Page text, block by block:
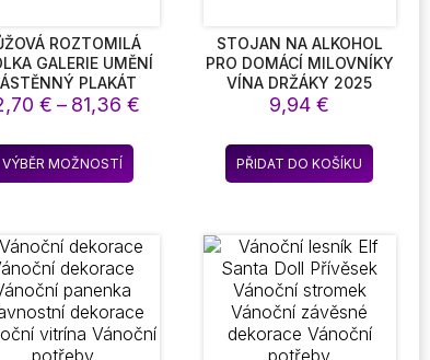
ROZTOMILÁ
GALERIE UMĚNÍ
PLAKÁT
VINTAGE
PLÁTNO MALBA
BARVY KOLEJNÍ
ESTETICKÉ
€ – 81,36 €Rozpětí
VÝBĚR MOŽNOSTÍ
Tento
produkt
variant.
Možnosti
vybrat
na
STOJAN NA ALKOHOL
PRO DOMÁCÍ MILOVNÍKY
VÍNA DRŽÁKY 2025
NOVÝ STOJAN NA VÍNO
LAHVÍ VÍNA ZÁBAVNÝ
STOJAN NA VÍNO NA
DESCE
9,94€
PŘIDAT DO KOŠÍKU